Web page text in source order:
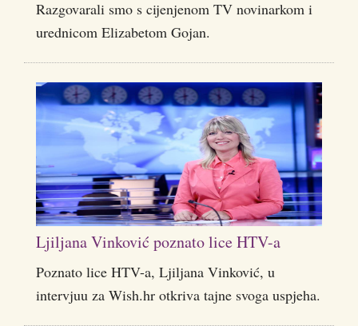
Razgovarali smo s cijenjenom TV novinarkom i
urednicom Elizabetom Gojan.
Ljiljana Vinković poznato lice HTV-a
Poznato lice HTV-a, Ljiljana Vinković, u
intervjuu za Wish.hr otkriva tajne svoga uspjeha.